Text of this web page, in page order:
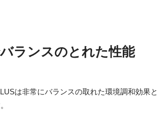
ランスのとれた性能
は非常にバランスの取れた環境調和効果と